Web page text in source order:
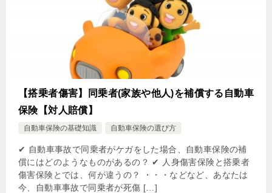
【搭乗者傷害】同乗者(家族や他人)を補償する自動車
保険【対人賠償】
自動車保険の基礎知識 自動車保険の選び方
✔ 自動車事故で同乗者がケガをした場合、自動車保険の補
償にはどのようなものがあるの？ ✔ 人身傷害保険と搭乗者
傷害保険とでは、何が違うの？ ・・・などなど、あなたは
今、自動車事故で同乗者が死傷 […]